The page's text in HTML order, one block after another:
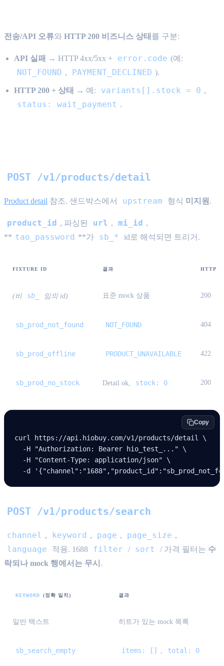
전송/API 오류와 HTTP 200 비즈니스 상태 를 구분:
API 실패 → HTTP 4xx/5xx + error.code (예:
NOT_FOUND , PAYMENT_DECLINED ).
HTTP 200 + 상태 → 예: variants[].stock = 0 ,
status: wait_payment .
POST /v1/products/detail
Product detail 참조. 샌드박스에서 upstream 형식 미지원 .
product_id , 파싱된 url , mi_id ,
** tao_password **가 sb_* id로 해석되면 트리거.
FIXTURE ID 결과 HTTP
(비 sb_ 임의 id) 표준 mock 상품 200
sb_prod_not_found NOT_FOUND 404
sb_prod_offline PRODUCT_UNAVAILABLE 422
sb_prod_no_stock Detail ok, stock: 0 200
Copy
curl https://api.hiobuy.com/v1/products/detail
\
  -H
"Authorization: Bearer hio_test_..." \
  -H
"Content-Type: application/json" \
  -d
POST /v1/products/search
channel , keyword , page , page_size ,
language 적용. 1688 filter / sort / 가격 필터는 수
락되나 mock 행에서는 무시 .
KEYWORD (정확 일치) 결과
일반 텍스트 히트가 있는 mock 목록
sb_search_empty items: [] total: 0